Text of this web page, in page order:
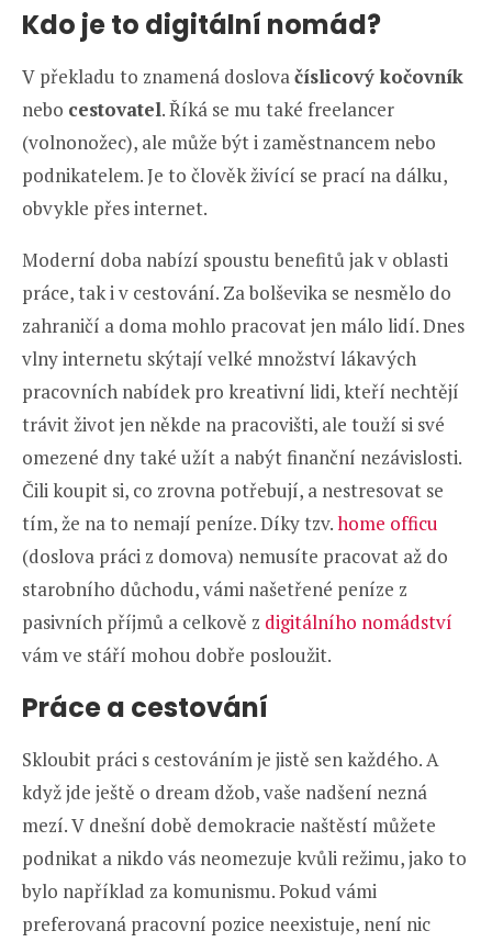
Kdo je to digitální nomád?
V překladu to znamená doslovačíslicový kočovník
nebo cestovatel. Říká se mu také freelancer
(volnonožec), ale může být i zaměstnancem nebo
podnikatelem. Je to člověk živící se prací na dálku,
obvykle přes internet.
Moderní doba nabízí spoustu benefitů jak v oblasti
práce, tak i v cestování. Za bolševika se nesmělo do
zahraničí a doma mohlo pracovat jen málo lidí. Dnes
vlny internetu skýtají velké množství lákavých
pracovních nabídek pro kreativní lidi, kteří nechtějí
trávit život jen někde na pracovišti, ale touží si své
omezené dny také užít a nabýt finanční nezávislosti.
Čili koupit si, co zrovna potřebují, a nestresovat se
tím, že na to nemají peníze. Díky tzv.home officu
(doslova práci z domova) nemusíte pracovat až do
starobního důchodu, vámi našetřené peníze z
pasivních příjmů a celkově z digitálního nomádství
vám ve stáří mohou dobře posloužit.
Práce a cestování
Skloubit práci s cestováním je jistě sen každého. A
když jde ještě o dream džob, vaše nadšení nezná
mezí. V dnešní době demokracie naštěstí můžete
podnikat a nikdo vás neomezuje kvůli režimu, jako to
bylo například za komunismu. Pokud vámi
preferovaná pracovní pozice neexistuje, není nic